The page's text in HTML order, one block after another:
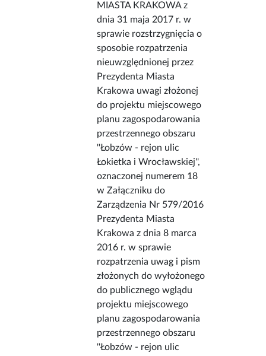
MIASTA KRAKOWA z
dnia 31 maja 2017 r. w
sprawie rozstrzygnięcia o
sposobie rozpatrzenia
nieuwzględnionej przez
Prezydenta Miasta
Krakowa uwagi złożonej
do projektu miejscowego
planu zagospodarowania
przestrzennego obszaru
''Łobzów - rejon ulic
Łokietka i Wrocławskiej'',
oznaczonej numerem 18
w Załączniku do
Zarządzenia Nr 579/2016
Prezydenta Miasta
Krakowa z dnia 8 marca
2016 r. w sprawie
rozpatrzenia uwag i pism
złożonych do wyłożonego
do publicznego wglądu
projektu miejscowego
planu zagospodarowania
przestrzennego obszaru
''Łobzów - rejon ulic